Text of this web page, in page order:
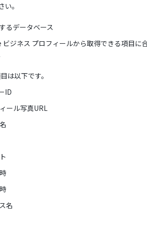
い。
るデータベース
ジネス プロフィールから取得できる項目に
は以下です。
ID
ール写真URL
名